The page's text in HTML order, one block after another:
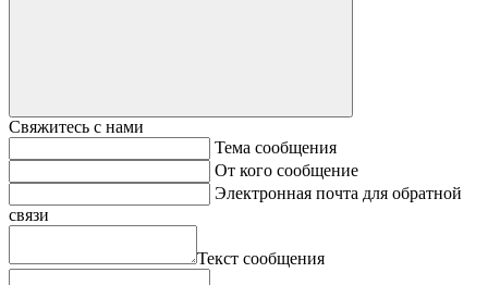
Свяжитесь с нами
Тема сообщения
От кого сообщение
Электронная почта для обратной
связи
Текст сообщения